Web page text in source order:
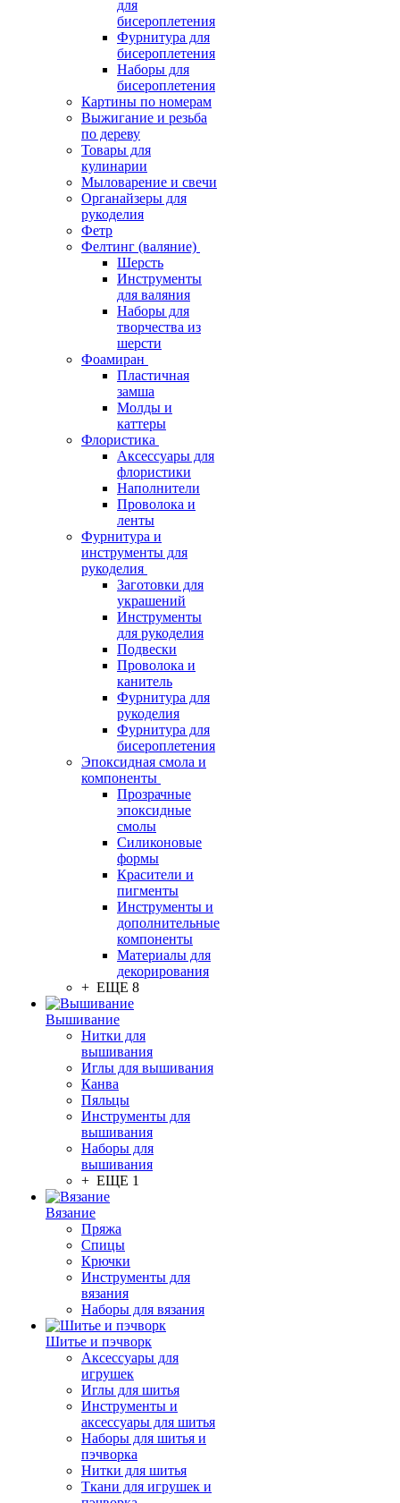
для
бисероплетения
Фурнитура для
бисероплетения
Наборы для
бисероплетения
Картины по номерам
Выжигание и резьба
по дереву
Товары для
кулинарии
Мыловарение и свечи
Органайзеры для
рукоделия
Фетр
Фелтинг (валяние)
Шерсть
Инструменты
для валяния
Наборы для
творчества из
шерсти
Фоамиран
Пластичная
замша
Молды и
каттеры
Флористика
Аксессуары для
флористики
Наполнители
Проволока и
ленты
Фурнитура и
инструменты для
рукоделия
Заготовки для
украшений
Инструменты
для рукоделия
Подвески
Проволока и
канитель
Фурнитура для
рукоделия
Фурнитура для
бисероплетения
Эпоксидная смола и
компоненты
Прозрачные
эпоксидные
смолы
Силиконовые
формы
Красители и
пигменты
Инструменты и
дополнительные
компоненты
Материалы для
декорирования
+ ЕЩЕ 8
Вышивание
Нитки для
вышивания
Иглы для вышивания
Канва
Пяльцы
Инструменты для
вышивания
Наборы для
вышивания
+ ЕЩЕ 1
Вязание
Пряжа
Спицы
Крючки
Инструменты для
вязания
Наборы для вязания
Шитье и пэчворк
Аксессуары для
игрушек
Иглы для шитья
Инструменты и
аксессуары для шитья
Наборы для шитья и
пэчворка
Нитки для шитья
Ткани для игрушек и